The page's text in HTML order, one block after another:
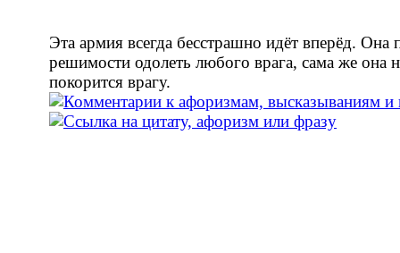
Эта армия всегда бесстрашно идёт вперёд. Она
решимости одолеть любого врага, сама же она
покорится врагу.